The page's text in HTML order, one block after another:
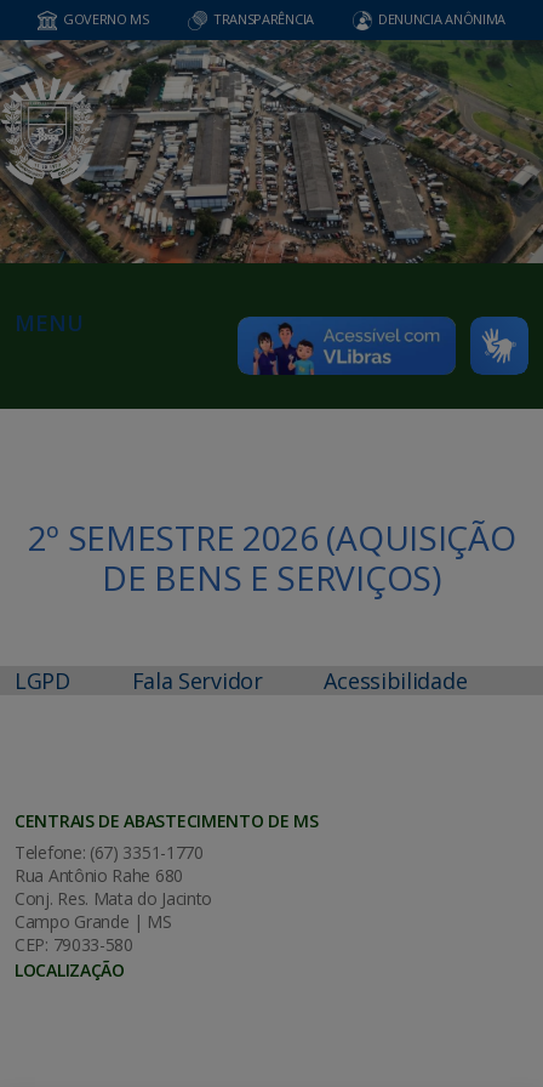
GOVERNO MS TRANSPARÊNCIA DENUNCIA ANÔNIMA
MENU
2º SEMESTRE 2026 (AQUISIÇÃO
DE BENS E SERVIÇOS)
LGPD Fala Servidor Acessibilidade
CENTRAIS DE ABASTECIMENTO DE MS
Telefone: (67) 3351-1770
Rua Antônio Rahe 680
Conj. Res. Mata do Jacinto
Campo Grande | MS
CEP: 79033-580
LOCALIZAÇÃO